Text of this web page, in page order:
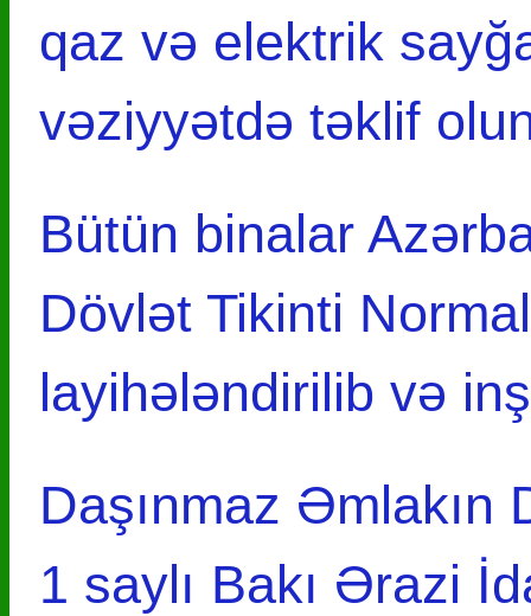
qaz və elektrik
vəziyyətdə təklif
Bütün binalar
Dövlət Tikinti
layihələndirilib və
Daşınmaz Əmlakın
1 saylı Bakı Ərazi